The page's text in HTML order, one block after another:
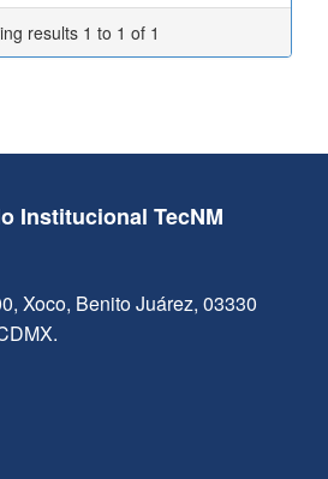
results 1 to 1 of 1
Institucional TecNM
Xoco, Benito Juárez, 03330